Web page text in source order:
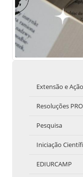
Extensão e
Resoluções
Pesquisa
Iniciação
EDIURCAMP